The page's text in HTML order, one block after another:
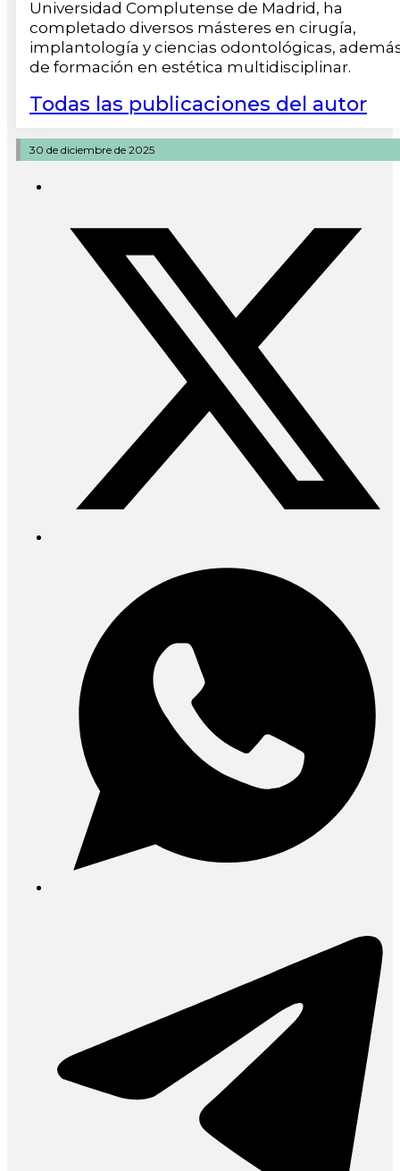
Universidad Complutense de Madrid, ha
completado diversos másteres en cirugía,
implantología y ciencias odontológicas,
de formación en estética multidisciplinar.
Todas las publicaciones del autor
30 de diciembre de 2025